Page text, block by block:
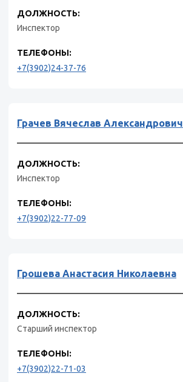
ДОЛЖНОСТЬ:
Инспектор
ТЕЛЕФОНЫ:
+7(3902)24-37-76
Грачев Вячеслав Александрович
ДОЛЖНОСТЬ:
Инспектор
ТЕЛЕФОНЫ:
+7(3902)22-77-09
Грошева Анастасия Николаевна
ДОЛЖНОСТЬ:
Старший инспектор
ТЕЛЕФОНЫ:
+7(3902)22-71-03